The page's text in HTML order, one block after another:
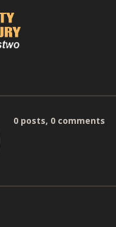
0 posts, 0 comments